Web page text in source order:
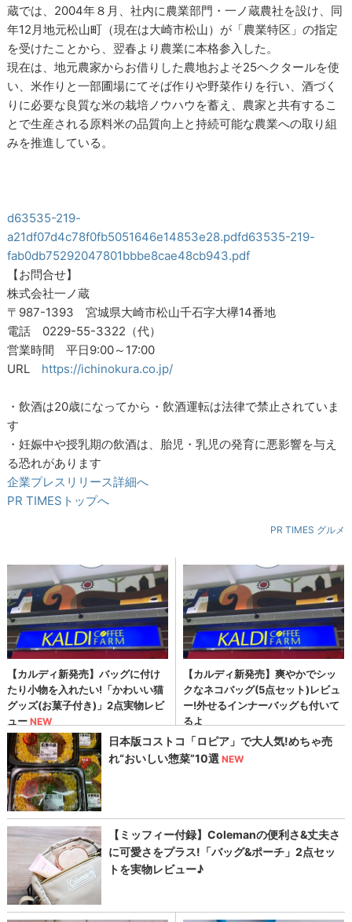
蔵では、2004年８月、社内に農業部門・一ノ蔵農社を設け、同
年12月地元松山町（現在は大崎市松山）が「農業特区」の指定
を受けたことから、翌春より農業に本格参入した。
現在は、地元農家からお借りした農地およそ25ヘクタールを使
い、米作りと一部圃場にてそば作りや野菜作りを行い、酒づく
りに必要な良質な米の栽培ノウハウを蓄え、農家と共有するこ
とで生産される原料米の品質向上と持続可能な農業への取り組
みを推進している。
d63535-219-
a21df07d4c78f0fb5051646e14853e28.pdfd63535-219-
fab0db75292047801bbbe8cae48cb943.pdf
【お問合せ】
株式会社一ノ蔵
〒987-1393 宮城県大崎市松山千石字大欅14番地
電話 0229-55-3322（代）
営業時間 平日9:00～17:00
URL https://ichinokura.co.jp/
・飲酒は20歳になってから・飲酒運転は法律で禁止されていま
す
・妊娠中や授乳期の飲酒は、胎児・乳児の発育に悪影響を与え
る恐れがあります
企業プレスリリース詳細へ
PR TIMESトップへ
PR TIMES グルメ